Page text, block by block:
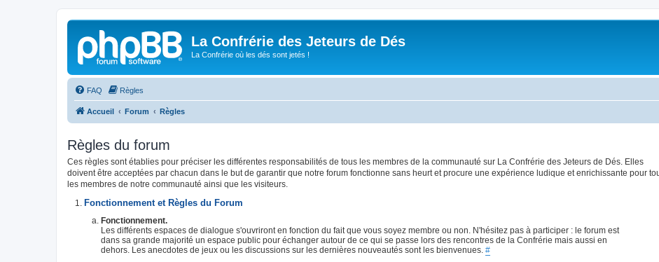
La Confrérie des Jeteurs de Dés
La Confrérie où les dés sont jetés !
FAQ Règles
Accueil Forum Règles
Règles du forum
Ces règles sont établies pour préciser les différentes responsabilités de tous les membres de la communauté sur La Confrérie des Jeteurs de Dés. Elles
doivent être acceptées par chacun dans le but de garantir que notre forum fonctionne sans heurt et procure une expérience ludique et enrichissante pour
les membres de notre communauté ainsi que les visiteurs.
Fonctionnement et Règles du Forum
Fonctionnement.
Les différents espaces de dialogue s'ouvriront en fonction du fait que vous soyez membre ou non. N'hésitez pas à participer : le forum est
dans sa grande majorité un espace public pour échanger autour de ce qui se passe lors des rencontres de la Confrérie mais aussi en
dehors. Les anecdotes de jeux ou les discussions sur les dernières nouveautés sont les bienvenues. #